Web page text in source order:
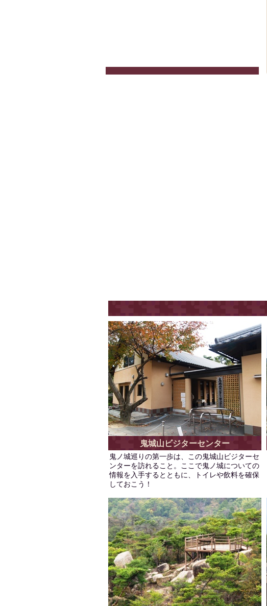
鬼城山ビジターセンター
鬼ノ城巡りの第一歩は、この鬼城山ビジターセ
ンターを訪れること。ここで鬼ノ城についての
情報を入手するとともに、トイレや飲料を確保
しておこう！